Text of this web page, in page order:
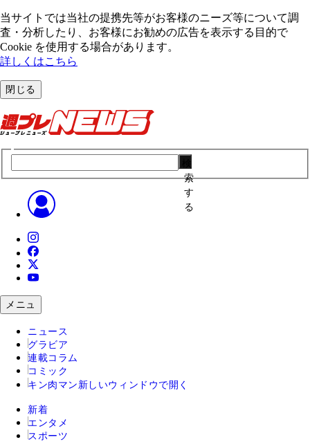
当サイトでは当社の提携先等がお客様のニーズ等について調
査・分析したり、お客様にお勧めの広告を表⽰する⽬的で
Cookie を使⽤する場合があります。
詳しくはこちら
閉じる
索
す
る
メニュ
ニュース
グラビア
連載コラム
コミック
キン肉マン 新しいウィンドウで開く
新着
エンタメ
スポーツ